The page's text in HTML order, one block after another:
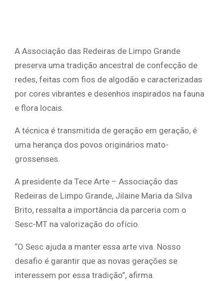
A Associação das Redeiras de Limpo Grande
preserva uma tradição ancestral de confecção de
redes, feitas com fios de algodão e caracterizadas
por cores vibrantes e desenhos inspirados na fauna
e flora locais.
A técnica é transmitida de geração em geração, é
uma herança dos povos originários mato-
grossenses.
A presidente da Tece Arte – Associação das
Redeiras de Limpo Grande, Jilaine Maria da Silva
Brito, ressalta a importância da parceria com o
Sesc-MT na valorização do ofício.
“O Sesc ajuda a manter essa arte viva. Nosso
desafio é garantir que as novas gerações se
interessem por essa tradição”, afirma.